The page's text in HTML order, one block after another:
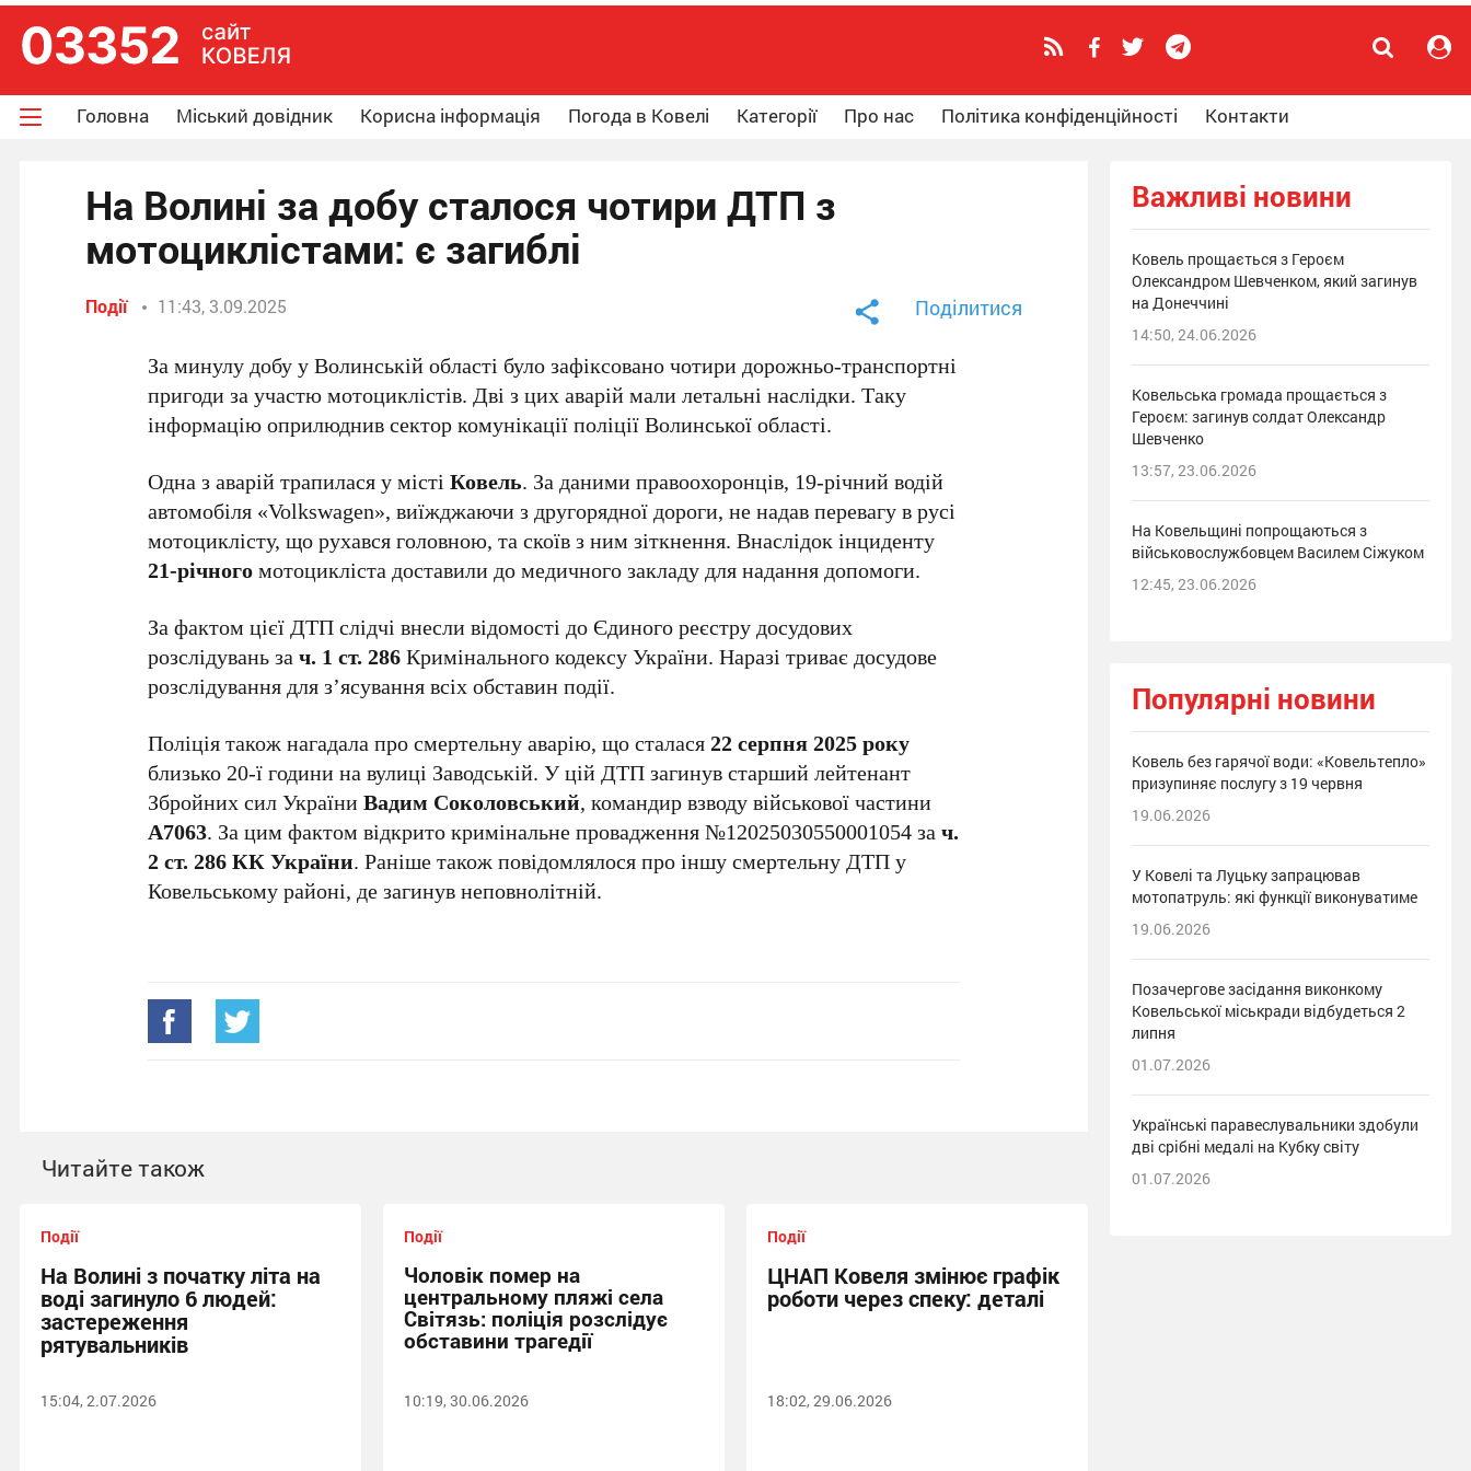
Головна Міський довідник Корисна інформація Погода в Ковелі Категорії Про нас Політика конфіденційності Контакти
На Волині за добу сталося чотири ДТП з
мотоциклістами: є загиблі
Події 11:43, 3.09.2025 Поділитися
За минулу добу у Волинській області було зафіксовано чотири дорожньо-транспортні
пригоди за участю мотоциклістів. Дві з цих аварій мали летальні наслідки. Таку
інформацію оприлюднив сектор комунікації поліції Волинської області.
Одна з аварій трапилася у містіКовель. За даними правоохоронців, 19-річний водій
автомобіля «Volkswagen», виїжджаючи з другорядної дороги, не надав перевагу в русі
мотоциклісту, що рухався головною, та скоїв з ним зіткнення. Внаслідок інциденту
21-річногомотоцикліста доставили до медичного закладу для надання допомоги.
За фактом цієї ДТП слідчі внесли відомості до Єдиного реєстру досудових
розслідувань зач. 1 ст. 286Кримінального кодексу України. Наразі триває досудове
розслідування для з’ясування всіх обставин події.
Поліція також нагадала про смертельну аварію, що сталася22 серпня 2025 року
близько 20-ї години на вулиці Заводській. У цій ДТП загинув старший лейтенант
Збройних сил УкраїниВадим Соколовський, командир взводу військової частини
А7063. За цим фактом відкрито кримінальне провадження №12025030550001054 зач.
2 ст. 286 КК України. Раніше також повідомлялося про іншу смертельну ДТП у
Ковельському районі, де загинув неповнолітній.
Читайте також
Події
На Волині з початку літа на
воді загинуло 6 людей:
застереження
рятувальників
15:04, 2.07.2026
Події
Чоловік помер на
центральному пляжі села
Світязь: поліція розслідує
обставини трагедії
10:19, 30.06.2026
Події
ЦНАП Ковеля змінює графік
роботи через спеку: деталі
18:02, 29.06.2026
Важливі новини
Ковель прощається з Героєм
Олександром Шевченком, який загинув
на Донеччині
14:50, 24.06.2026
Ковельська громада прощається з
Героєм: загинув солдат Олександр
Шевченко
13:57, 23.06.2026
На Ковельщині попрощаються з
військовослужбовцем Василем Сіжуком
12:45, 23.06.2026
Популярні новини
Ковель без гарячої води: «Ковельтепло»
призупиняє послугу з 19 червня
19.06.2026
У Ковелі та Луцьку запрацював
мотопатруль: які функції виконуватиме
19.06.2026
Позачергове засідання виконкому
Ковельської міськради відбудеться 2
липня
01.07.2026
Українські паравеслувальники здобули
дві срібні медалі на Кубку світу
01.07.2026